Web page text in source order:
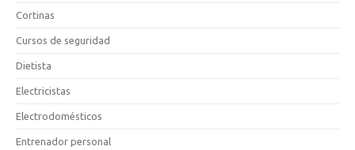
Cortinas
Cursos de seguridad
Dietista
Electricistas
Electrodomésticos
Entrenador personal